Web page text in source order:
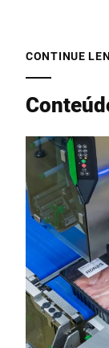
E-mail *
Rua *
Código Postal *
Cidade *
CONTINUE